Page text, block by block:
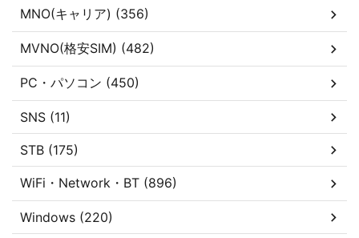
MNO(キャリア) (356)
MVNO(格安SIM) (482)
PC・パソコン (450)
SNS (11)
STB (175)
WiFi・Network・BT (896)
Windows (220)